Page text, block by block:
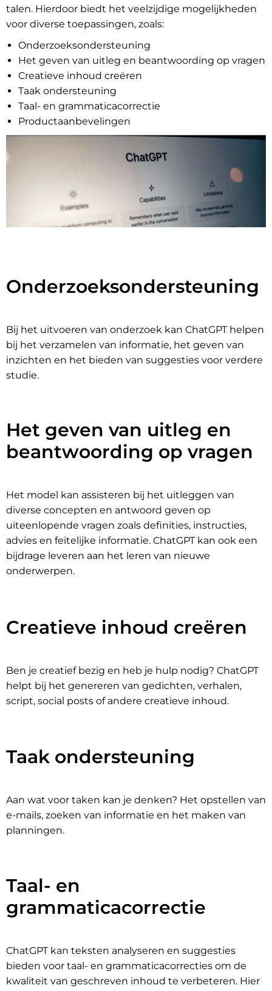
talen. Hierdoor biedt het veelzijdige mogelijkheden
voor diverse toepassingen, zoals:
Onderzoeksondersteuning
Het geven van uitleg en beantwoording op vragen
Creatieve inhoud creëren
Taak ondersteuning
Taal- en grammaticacorrectie
Productaanbevelingen
Onderzoeksondersteuning
Bij het uitvoeren van onderzoek kan ChatGPT helpen
bij het verzamelen van informatie, het geven van
inzichten en het bieden van suggesties voor verdere
studie.
Het geven van uitleg en
beantwoording op vragen
Het model kan assisteren bij het uitleggen van
diverse concepten en antwoord geven op
uiteenlopende vragen zoals definities, instructies,
advies en feitelijke informatie. ChatGPT kan ook een
bijdrage leveren aan het leren van nieuwe
onderwerpen.
Creatieve inhoud creëren
Ben je creatief bezig en heb je hulp nodig? ChatGPT
helpt bij het genereren van gedichten, verhalen,
script, social posts of andere creatieve inhoud.
Taak ondersteuning
Aan wat voor taken kan je denken? Het opstellen van
e-mails, zoeken van informatie en het maken van
planningen.
Taal- en
grammaticacorrectie
ChatGPT kan teksten analyseren en suggesties
bieden voor taal- en grammaticacorrecties om de
kwaliteit van geschreven inhoud te verbeteren. Hier